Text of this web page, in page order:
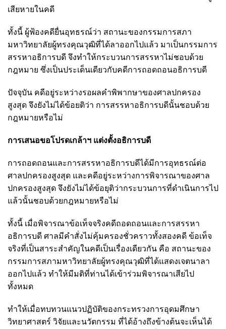
เสียหายในคดี
ทั้งนี้ ผู้ฟ้องคดียื่นอุทธรณ์ว่า สถานะของกรรมการสภา
มหาวิทยาลัยผู้ทรงคุณวุฒิที่ได้ลาออกไปแล้ว มาเป็นกรรมการ
สรรหาอธิการบดี จึงทำให้กระบวนการสรรหาไม่ชอบด้วย
กฎหมาย ซึ่งเป็นประเด็นเดียวกับคดีการถอดถอนอธิการบดี
ปัจจุบัน คดีอยู่ระหว่างรอผลคำพิพากษาของศาลปกครอง
สูงสุด จึงยังไม่ได้ข้อยติว่า การสรรหาอธิการบดีนั้นชอบด้วย
กฎหมายหรือไม่
การเสนอขอโปรดเกล้าฯ แต่งตั้งอธิการบดี
การถอดถอนและการสรรหาอธิการบดีได้มีการอุทธรณ์ต่อ
ศาลปกครองสูงสุด และคดีอยู่ระหว่างการพิจารณาของศาล
ปกครองสูงสุด จึงยังไม่ได้ข้อยุติว่ากระบวนการที่ดำเนินการไป
แล้วนั้นชอบด้วยกฎหมายหรือไม่
ทั้งนี้ เมื่อพิจารณาข้อเท็จจริงคดีถอดถอนและการสรรหา
อธิการบดี ศาลมีคำสั่งไม่คุ้มครองชั่วคราวทั้งสองคดี ข้อเท็จ
จริงที่เป็นสาระสำคัญในคดีเป็นเรื่องเดียวกัน คือ สถานะของ
กรรมการสภามหาวิทยาลัยผู้ทรงคุณวุฒิที่ได้แสดงเจตนาลา
ออกไปแล้ว ทำให้มีมติที่ท่านได้เข้าร่วมพิจารณาเสียไป
ทั้งหมด
ทำให้เมื่อทบทวนแนวปฏิบัติของกระทรวงการอุดมศึกษา
วิทยาศาสตร์ วิจัยและนวัตกรรม ที่ได้อ้างถึงข้างต้นจะเห็นได้